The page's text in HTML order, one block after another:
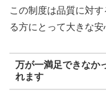
この制度は品質に対
る方にとって大きな安
万が一満足できなか
れます